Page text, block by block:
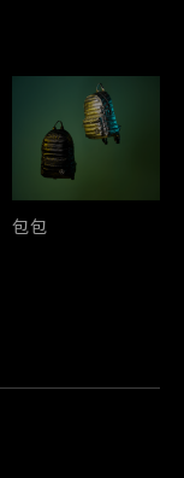
包包